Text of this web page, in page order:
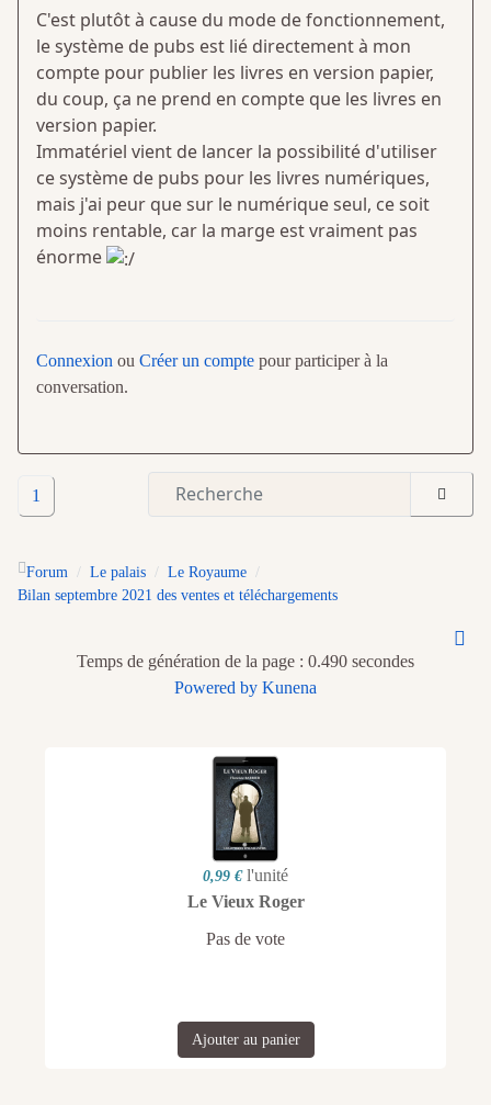
C'est plutôt à cause du mode de fonctionnement,
le système de pubs est lié directement à mon
compte pour publier les livres en version papier,
du coup, ça ne prend en compte que les livres en
version papier.
Immatériel vient de lancer la possibilité d'utiliser
ce système de pubs pour les livres numériques,
mais j'ai peur que sur le numérique seul, ce soit
moins rentable, car la marge est vraiment pas
énorme
Connexion ou Créer un compte pour participer à la
conversation.
1
Forum Le palais
Le Royaume
Bilan septembre 2021 des ventes et téléchargements
Temps de génération de la page : 0.490 secondes
Powered by Kunena
0,99 € l'unité
Le Vieux Roger
Pas de vote
Ajouter au panier